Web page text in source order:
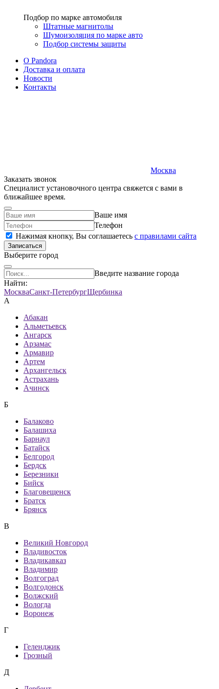
Подбор по марке автомобиля
Штатные магнитолы
Шумоизоляция по марке авто
Подбор системы защиты
O Pandora
Доставка и оплата
Новости
Контакты
Москва
Заказать звонок
Специалист установочного центра свяжется с вами в
ближайшее время.
Ваше имя
Телефон
Нажимая кнопку, Вы соглашаетесь c правилами сайта
Записаться
Выберите город
Введите название города
Найти:
МоскваСанкт-ПетербургЩербинка
А
Абакан
Альметьевск
Ангарск
Арзамас
Армавир
Артем
Архангельск
Астрахань
Ачинск
Б
Балаково
Балашиха
Барнаул
Батайск
Белгород
Бердск
Березники
Бийск
Благовещенск
Братск
Брянск
В
Великий Новгород
Владивосток
Владикавказ
Владимир
Волгоград
Волгодонск
Волжский
Вологда
Воронеж
Г
Геленджик
Грозный
Д